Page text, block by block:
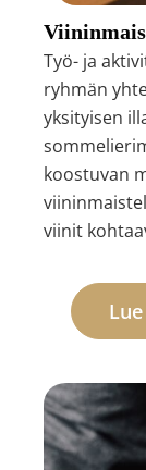
Työ- ja
ryhmän
yksityisen
koostuvan
viinit